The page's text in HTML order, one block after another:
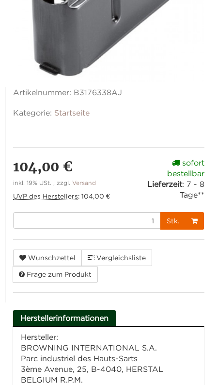
Artikelnummer: B3176338AJ
Kategorie: Startseite
104,00 €
inkl. 19% USt. , zzgl.Versand
UVP des Herstellers:104,00 €
sofort
bestellbar
Lieferzeit: 7 - 8
Tage**
Stk.
Wunschzettel Vergleichsliste
Frage zum Produkt
Herstellerinformationen
Hersteller:
BROWNING INTERNATIONAL S.A.
Parc industriel des Hauts-Sarts
3ème Avenue, 25, B-4040, HERSTAL
BELGIUM R.P.M.